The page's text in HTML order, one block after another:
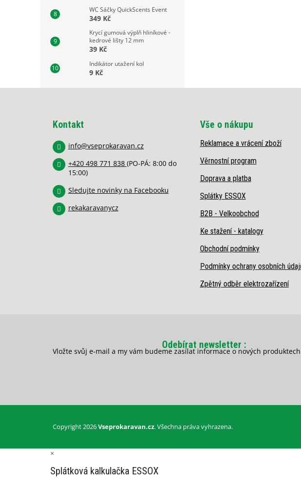
WC Sáčky QuickScents Event
349 Kč
Krycí gumová výplň hliníkové -
kedrové lišty 12 mm
39 Kč
Indikátor utažení kol
9 Kč
Kontakt
info@vseprokaravan.cz
+420 498 771 838 (PO-PÁ: 8:00 do
15:00)
Sledujte novinky na Facebooku
rekakaravanycz
Vše o nákupu
Reklamace a vrácení zboží
Věrnostní program
Doprava a platba
Splátky ESSOX
B2B - Velkoobchod
Ke stažení - katalogy
Obchodní podmínky
Podmínky ochrany osobních
Zpětný odběr elektrozařízení
Odebírat newsletter
Vložte svůj e-mail a my vám budeme zasílat informace o nových
Copyright 2026Vseprokaravan.cz. Všechna práva vyhrazena.
×
Splátková kalkulačka ESSOX